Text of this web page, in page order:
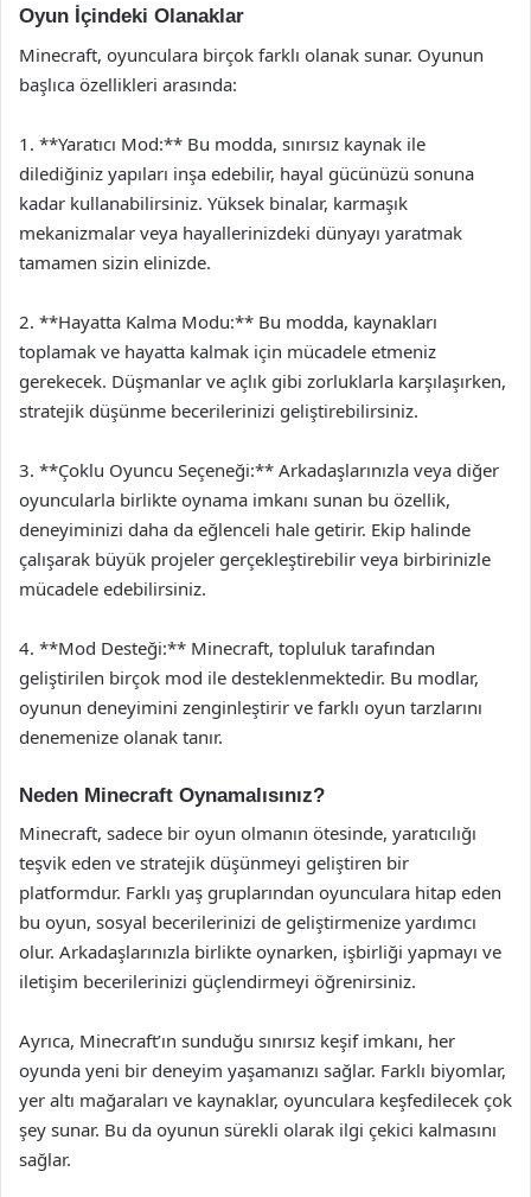
Oyun İçindeki Olanaklar
Minecraft, oyunculara birçok farklı olanak sunar. Oyunun
başlıca özellikleri arasında:
1. **Yaratıcı Mod:** Bu modda, sınırsız kaynak ile
dilediğiniz yapıları inşa edebilir, hayal gücünüzü sonuna
kadar kullanabilirsiniz. Yüksek binalar, karmaşık
mekanizmalar veya hayallerinizdeki dünyayı yaratmak
tamamen sizin elinizde.
2. **Hayatta Kalma Modu:** Bu modda, kaynakları
toplamak ve hayatta kalmak için mücadele etmeniz
gerekecek. Düşmanlar ve açlık gibi zorluklarla karşılaşırken,
stratejik düşünme becerilerinizi geliştirebilirsiniz.
3. **Çoklu Oyuncu Seçeneği:** Arkadaşlarınızla veya diğer
oyuncularla birlikte oynama imkanı sunan bu özellik,
deneyiminizi daha da eğlenceli hale getirir. Ekip halinde
çalışarak büyük projeler gerçekleştirebilir veya birbirinizle
mücadele edebilirsiniz.
4. **Mod Desteği:** Minecraft, topluluk tarafından
geliştirilen birçok mod ile desteklenmektedir. Bu modlar,
oyunun deneyimini zenginleştirir ve farklı oyun tarzlarını
denemenize olanak tanır.
Neden Minecraft Oynamalısınız?
Minecraft, sadece bir oyun olmanın ötesinde, yaratıcılığı
teşvik eden ve stratejik düşünmeyi geliştiren bir
platformdur. Farklı yaş gruplarından oyunculara hitap eden
bu oyun, sosyal becerilerinizi de geliştirmenize yardımcı
olur. Arkadaşlarınızla birlikte oynarken, işbirliği yapmayı ve
iletişim becerilerinizi güçlendirmeyi öğrenirsiniz.
Ayrıca, Minecraft’ın sunduğu sınırsız keşif imkanı, her
oyunda yeni bir deneyim yaşamanızı sağlar. Farklı biyomlar,
yer altı mağaraları ve kaynaklar, oyunculara keşfedilecek çok
şey sunar. Bu da oyunun sürekli olarak ilgi çekici kalmasını
sağlar.